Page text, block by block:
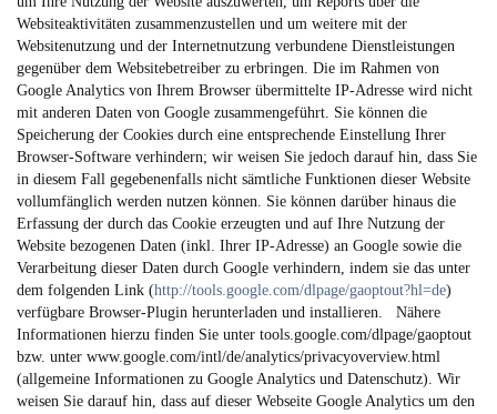
Websiteaktivitäten zusammenzustellen und um weitere mit der
Websitenutzung und der Internetnutzung verbundene Dienstleistungen
gegenüber dem Websitebetreiber zu erbringen. Die im Rahmen von
Google Analytics von Ihrem Browser übermittelte IP-Adresse wird nicht
mit anderen Daten von Google zusammengeführt. Sie können die
Speicherung der Cookies durch eine entsprechende Einstellung Ihrer
Browser-Software verhindern; wir weisen Sie jedoch darauf hin, dass Sie
in diesem Fall gegebenenfalls nicht sämtliche Funktionen dieser Website
vollumfänglich werden nutzen können. Sie können darüber hinaus die
Erfassung der durch das Cookie erzeugten und auf Ihre Nutzung der
Website bezogenen Daten (inkl. Ihrer IP-Adresse) an Google sowie die
Verarbeitung dieser Daten durch Google verhindern, indem sie das unter
dem folgenden Link (http://tools.google.com/dlpage/gaoptout?hl=de)
verfügbare Browser-Plugin herunterladen und installieren. Nähere
Informationen hierzu finden Sie unter tools.google.com/dlpage/gaoptout
bzw. unter www.google.com/intl/de/analytics/privacyoverview.html
(allgemeine Informationen zu Google Analytics und Datenschutz). Wir
weisen Sie darauf hin, dass auf dieser Webseite Google Analytics um den